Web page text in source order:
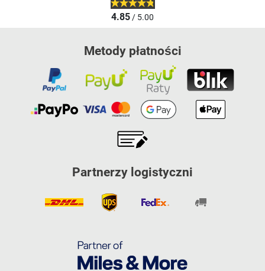
4.85/ 5.00
Metody płatności
Partnerzy logistyczni